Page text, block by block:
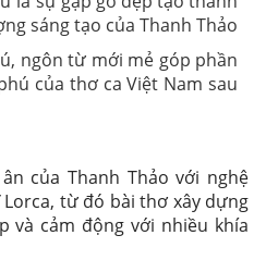
sáng tạo của Thanh Thảo
ngôn từ mới mẻ góp phần
của thơ ca Việt Nam sau
của Thanh Thảo với nghệ
từ đó bài thơ xây dựng
và cảm động với nhiều khía